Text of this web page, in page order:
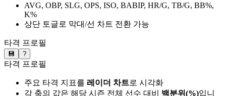
AVG, OBP, SLG, OPS, ISO, BABIP, HR/G, TB/G, BB%,
K%
상단 토글로 막대/선 차트 전환 가능
타격 프로필
💾 ?
타격 프로필
주요 타격 지표를 레이더 차트로 시각화
각 축의 값은 해당 시즌 전체 선수 대비 백분위(%)입니